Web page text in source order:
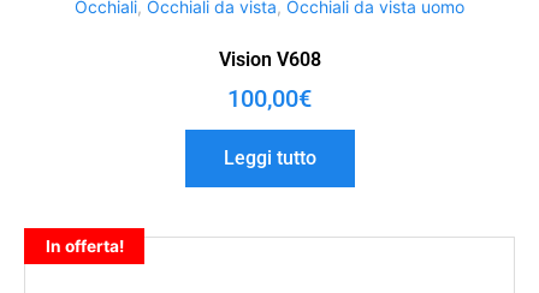
Occhiali, Occhiali da vista, Occhiali da vista uomo
Vision V608
100,00€
Leggi tutto
In offerta!